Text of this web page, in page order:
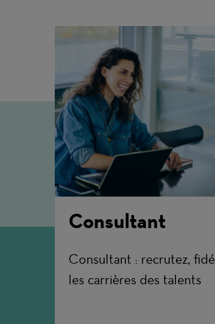
Consultant
Consultant : recrutez,
les carrières des talents